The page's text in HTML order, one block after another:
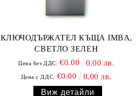
КЛЮЧОДЪРЖАТЕЛ КЪЩА IMBA,
СВЕТЛО ЗЕЛЕН
Цена без ДДС: €0.00 0.00 лв.
Цена с ДДС: €0.00
0.00 лв.
Виж детайли